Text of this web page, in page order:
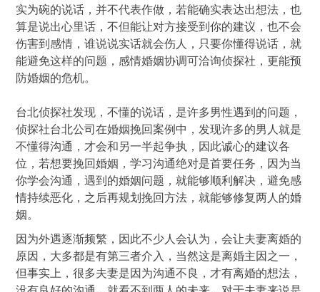
实为碗的说话，并不代表作做，若能确实表达出想法，也
算是说出心里话，不但能让对方接受到你的建议，也不会
伤害到感情，谁说说实话就会伤人，只要你懂得说话，就
能避免这样的问题，感情婚姻协调可洽询侦探社，更能预
防婚姻的危机。
台北侦探社发现，不懂的说话，是许多男性遇到的问题，
侦探社台北公司在婚姻挽回案例中，发现许多的男人就是
不懂得沟通，才会和另一半起争执，因此诚心的建议各
位，若想要挽回婚姻，学习沟通绝对是首要任务，因为当
你学会沟通，遇到的婚姻问题，就能够顺利解决，避免感
情持续恶化，之后再规划挽回方法，就能够修复两人的婚
姻。
因为外遇逐渐频繁，因此不少人会认为，会让夫妻离婚的
原因，大多都是有第三者介入，当然这是离婚主因之一，
但事实上，很多夫妻是因为沟通不良，才有离婚的想法，